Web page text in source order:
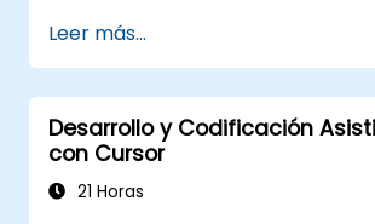
Leer más...
Desarrollo y Codificación
con Cursor
21 Horas